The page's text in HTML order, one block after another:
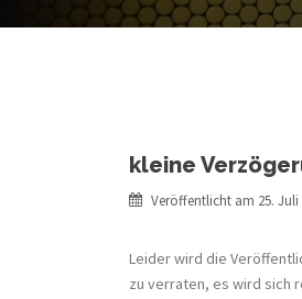
kleine
Veröffentlicht am 25. Juli
Leider wird die
zu verraten, es wird sich